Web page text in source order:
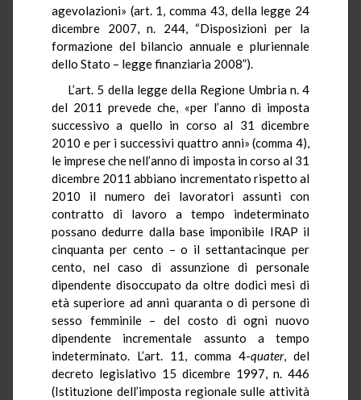
agevolazioni» (art. 1, comma 43, della legge 24
dicembre 2007, n. 244, “Disposizioni per la
formazione del bilancio annuale e pluriennale
dello Stato – legge finanziaria 2008”).
L’art. 5 della legge della Regione Umbria n. 4
del 2011 prevede che, «per l’anno di imposta
successivo a quello in corso al 31 dicembre
2010 e per i successivi quattro anni» (comma 4),
le imprese che nell’anno di imposta in corso al 31
dicembre 2011 abbiano incrementato rispetto al
2010 il numero dei lavoratori assunti con
contratto di lavoro a tempo indeterminato
possano dedurre dalla base imponibile IRAP il
cinquanta per cento – o il settantacinque per
cento, nel caso di assunzione di personale
dipendente disoccupato da oltre dodici mesi di
età superiore ad anni quaranta o di persone di
sesso femminile – del costo di ogni nuovo
dipendente incrementale assunto a tempo
indeterminato. L’art. 11, comma 4-quater, del
decreto legislativo 15 dicembre 1997, n. 446
(Istituzione dell’imposta regionale sulle attività